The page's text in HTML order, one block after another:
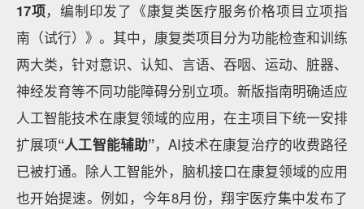
17项，编制印发了《康复类医疗服务价格项目立项指
南（试行）》。其中，康复类项目分为功能检查和训练
两大类，针对意识、认知、言语、吞咽、运动、脏器、
神经发育等不同功能障碍分别立项。新版指南明确适应
人工智能技术在康复领域的应用，在主项目下统一安排
扩展项“人工智能辅助”，AI技术在康复治疗的收费路径
已被打通。除人工智能外，脑机接口在康复领域的应用
也开始提速。例如，今年8月份，翔宇医疗集中发布了